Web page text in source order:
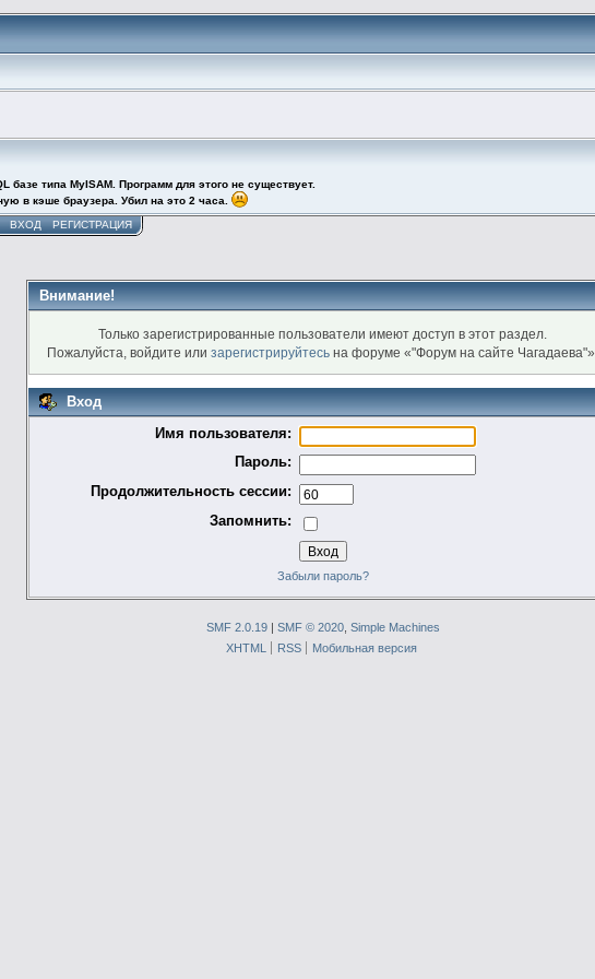
типа MyISAM. Программ для этого не существует.
в кэше браузера. Убил на это 2 часа.
ВХОД РЕГИСТРАЦИЯ
Внимание!
Только зарегистрированные пользователи имеют доступ в этот раздел.
Пожалуйста, войдите илизарегистрируйтесь на форуме «"Форум на сайте Чагадаева"».
Вход
Имя пользователя:
Пароль:
Продолжительность сессии:
Запомнить:
Забыли пароль?
SMF 2.0.19| SMF © 2020, Simple Machines
XHTML
RSS Мобильная версия